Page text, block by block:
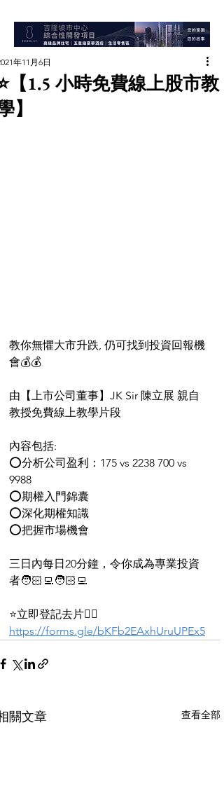
【️1.5 小時免費線上股市教
】
年11月6日
教你無懼大市升跌, 仍可找到投資回報機
會💰💰
由【️上市公司董事】JK Sir 陳立展 親自
教授免費線上教學片段
內容包括:
⭕分析公司盈利：175 vs 2238 700 vs
9988
⭕期權入門錦囊
⭕深化期權知識
⭕把握市場機會
三日內每日20分鐘，令你成為專業投資
者🧑🏻‍💻🧑🏻‍💻
⭐️立即登記去片👉🏻
https://forms.gle/bKFb2EAxhUruUPEx5
關文章 查看全部